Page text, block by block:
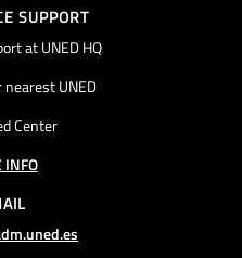
SUPPORT
at UNED HQ
UNED
Center
INFO